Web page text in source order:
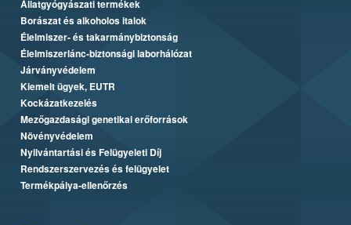
Állatgyógyászati termékek
Borászat és alkoholos italok
Élelmiszer- és takarmánybiztonság
Élelmiszerlánc-biztonsági laborhálózat
Járványvédelem
Kiemelt ügyek, EUTR
Kockázatkezelés
Mezőgazdasági genetikai erőforrások
Növényvédelem
Nyilvántartási és Felügyeleti Díj
Rendszerszervezés és felügyelet
Termékpálya-ellenőrzés